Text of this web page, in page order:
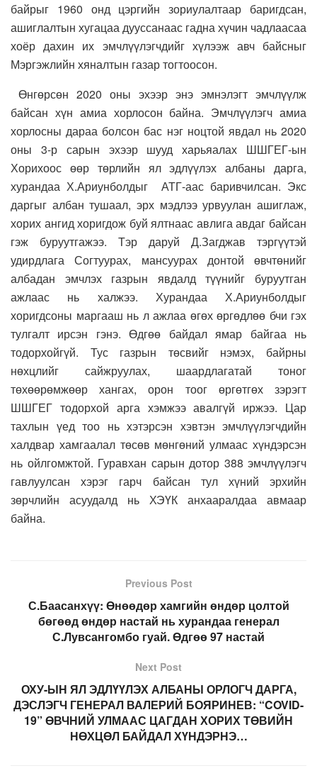
байрыг 1960 онд цэргийн зориулалтаар баригдсан,
ашиглалтын хугацаа дууссанаас гадна хүчин чадлаасаа
хоёр дахин их эмчлүүлэгчдийг хүлээж авч байсныг
Мэргэжлийн хяналтын газар тогтоосон.
Өнгөрсөн 2020 оны эхээр энэ эмнэлэгт эмчлүүлж
байсан хүн амиа хорлосон байна. Эмчлүүлэгч амиа
хорлосны дараа болсон бас нэг ноцтой явдал нь 2020
оны 3-р сарын эхээр шууд харьяалах ШШГЕГ-ын
Хорихоос өөр төрлийн ял эдлүүлэх албаны дарга,
хурандаа Х.Ариунболдыг АТГ-аас баривчилсан. Экс
даргыг албан тушаал, эрх мэдлээ урвуулан ашиглаж,
хорих ангид хоригдож буй ялтнаас авлига авдаг байсан
гэж буруутгажээ. Тэр даруй Д.Загджав тэргүүтэй
удирдлага Согтуурах, мансуурах донтой өвчтөнийг
албадан эмчлэх газрын явдалд түүнийг буруутган
ажлаас нь халжээ. Хурандаа Х.Ариунболдыг
хоригдсоны маргааш нь л ажлаа өгөх өргөдлөө бчи гэх
тулгалт ирсэн гэнэ. Өдгөө байдал ямар байгаа нь
тодорхойгүй. Тус газрын төсвийг нэмэх, байрны
нөхцлийг сайжруулах, шаардлагатай тоног
төхөөрөмжөөр хангах, орон тоог өргөтгөх зэрэгт
ШШГЕГ тодорхой арга хэмжээ авалгүй иржээ. Цар
тахлын үед тоо нь хэтэрсэн хэвтэн эмчлүүлэгчдийн
халдвар хамгаалал төсөв мөнгөний улмаас хүндэрсэн
нь ойлгомжтой. Гуравхан сарын дотор 388 эмчлүүлэгч
гавлуулсан хэрэг гарч байсан тул хүний эрхийн
зөрчлийн асуудалд нь ХЭҮК анхааралдаа авмаар
байна.
Previous Post
С.Баасанхүү: Өнөөдөр хамгийн өндөр цолтой
бөгөөд өндөр настай нь хурандаа генерал
С.Лувсангомбо гуай. Өдгөө 97 настай
Next Post
ОХУ-ЫН ЯЛ ЭДЛҮҮЛЭХ АЛБАНЫ ОРЛОГЧ ДАРГА,
ДЭСЛЭГЧ ГЕНЕРАЛ ВАЛЕРИЙ БОЯРИНЕВ: “COVID-
19” ӨВЧНИЙ УЛМААС ЦАГДАН ХОРИХ ТӨВИЙН
НӨХЦӨЛ БАЙДАЛ ХҮНДЭРНЭ…